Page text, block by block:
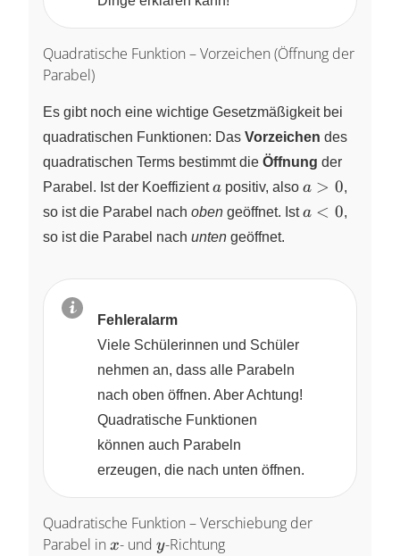
Quadratische Funktion – Vorzeichen (Öffnung der
Parabel)
Es gibt noch eine wichtige Gesetzmäßigkeit bei
quadratischen Funktionen: Das Vorzeichen des
quadratischen Terms bestimmt die Öffnung der
Parabel. Ist der Koeffizienta
a positiv, also a>0
a > 0,
so ist die Parabel nach oben geöffnet. Ista<0
a < 0,
so ist die Parabel nach unten geöffnet.
Fehleralarm
Viele Schülerinnen und Schüler
nehmen an, dass alle Parabeln
nach oben öffnen. Aber Achtung!
Quadratische Funktionen
können auch Parabeln
erzeugen, die nach unten öffnen.
Quadratische Funktion – Verschiebung der
Parabel in x
x- und y
y-Richtung